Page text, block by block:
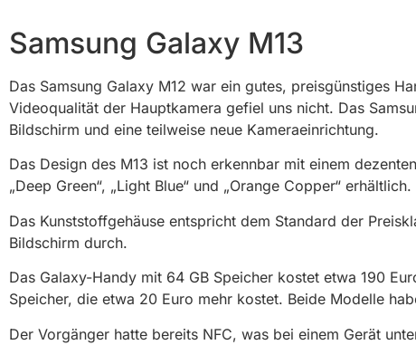
Samsung Galaxy M13
Das Samsung Galaxy M12 war ein gutes, preisgünstiges
Videoqualität der Hauptkamera gefiel uns nicht. Das
Bildschirm und eine teilweise neue Kameraeinrichtung.
Das Design des M13 ist noch erkennbar mit einem
„Deep Green“, „Light Blue“ und „Orange Copper“ erhältlich.
Das Kunststoffgehäuse entspricht dem Standard der
Bildschirm durch.
Das Galaxy-Handy mit 64 GB Speicher kostet etwa 190
Speicher, die etwa 20 Euro mehr kostet. Beide Modelle
Der Vorgänger hatte bereits NFC, was bei einem Gerät